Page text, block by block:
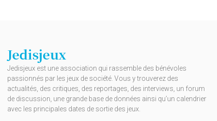
Jedisjeux
Jedisjeux est une association qui rassemble des bénévoles
passionnés par les jeux de société. Vous y trouverez des
actualités, des critiques, des reportages, des interviews, un forum
de discussion, une grande base de données ainsi qu’un calendrier
avec les principales dates de sortie des jeux.